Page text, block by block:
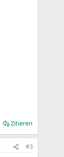
Zitieren
#3